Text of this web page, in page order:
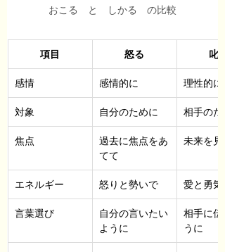
おこる　と　しかる　の比較
項目 怒る 叱る
感情 感情的に 理性的に
対象 自分のために 相手のた
焦点
過去に焦点をあ
てて
未来を見
エネルギー 怒りと勢いで 愛と勇気
言葉選び
自分の言いたい
ように
相手に伝
うに